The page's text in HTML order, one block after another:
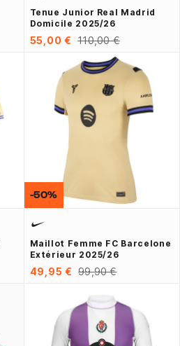
Tenue Junior Real Madrid
Domicile 2025/26
55,00 € 110,00 €
Maillot Femme FC Barcelone
Extérieur 2025/26
49,95 € 99,90 €
-50%